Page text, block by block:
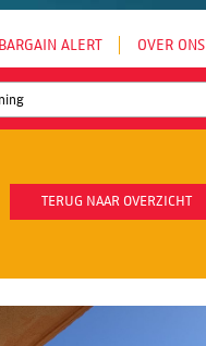
BARGAIN ALERT OVER ONS
TERUG NAAR OVERZICHT